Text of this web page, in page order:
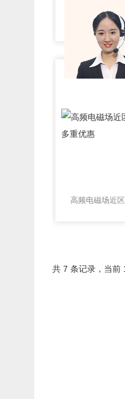
共 7 条记录，当